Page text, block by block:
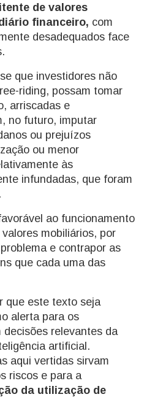
de valores
financeiro, com
desadequados face
que investidores não
riding, possam tomar
arriscadas e
no futuro, imputar
ou prejuízos
ou menor
às
infundadas, que foram
ao funcionamento
mobiliários, por
e contrapor as
que cada uma das
que este texto seja
alerta para os
relevantes da
artificial.
aqui vertidas sirvam
riscos e para a
da utilização de